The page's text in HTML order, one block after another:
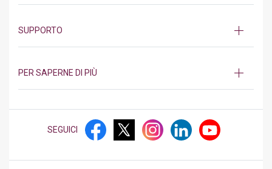
SUPPORTO
PER SAPERNE DI PIÙ
SEGUICI